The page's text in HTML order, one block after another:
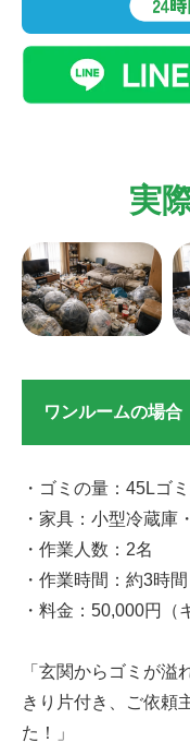
実
ワンルームの場合
・ゴミの量：45Lゴ
・家具：小型冷蔵庫
・作業人数：2名
・作業時間：約3時間
・料金：50,000円（
「玄関からゴミが溢
きり片付き、ご依頼
た！」